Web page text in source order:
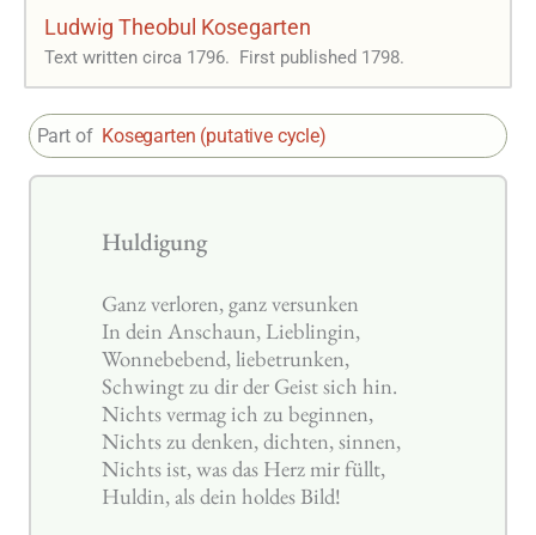
Ludwig Theobul Kosegarten
Text written circa 1796. First published 1798.
Part of Kosegarten (putative cycle)
Huldigung
Ganz verloren, ganz versunken
In dein Anschaun, Lieblingin,
Wonnebebend, liebetrunken,
Schwingt zu dir der Geist sich hin.
Nichts vermag ich zu beginnen,
Nichts zu denken, dichten, sinnen,
Nichts ist, was das Herz mir füllt,
Huldin, als dein holdes Bild!